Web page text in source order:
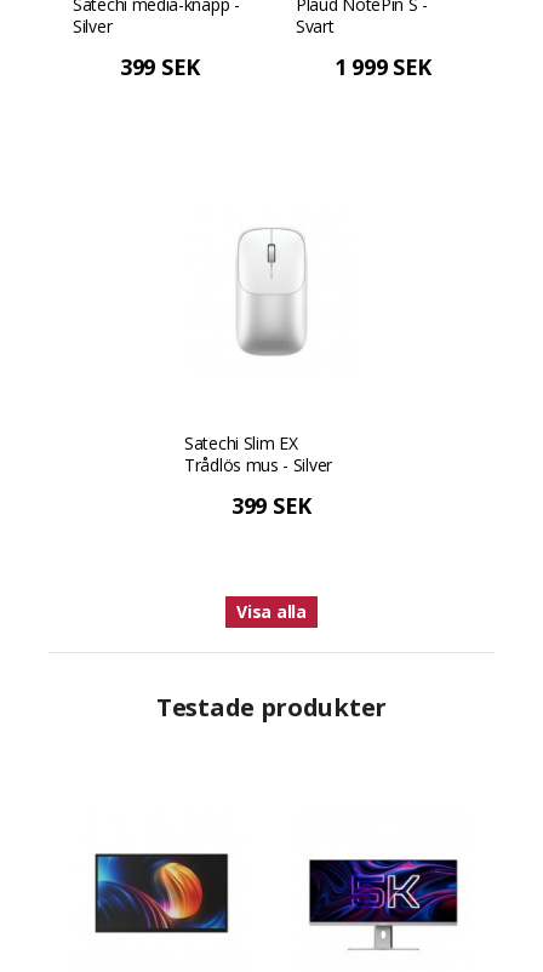
Silver
399 SEK
Svart
1 999 SEK
Satechi Slim EX
Trådlös mus - Silver
399 SEK
Visa alla
Testade produkter